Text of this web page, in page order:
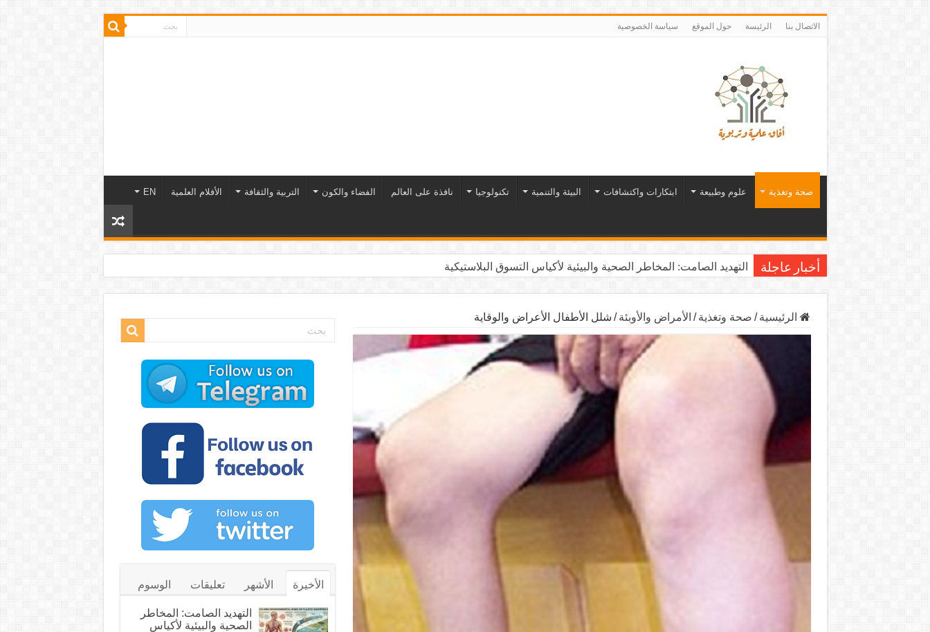
الاتصال بنا الرئيسة حول الموقع سياسة الخصوصية
صحة وتغذية علوم وطبيعة ابتكارات واكتشافات البيئة والتنمية تكنولوجيا نافذة على العالم الفضاء والكون التربية والثقافة الأفلام العلمية EN
أخبار عاجلة التهديد الصامت: المخاطر الصحية والبيئية لأكياس التسوق البلاستيكية
الرئيسية / صحة وتغذية / الأمراض والأوبئة / شلل الأطفال الأعراض والوقاية
الأخيرة الأشهر تعليقات الوسوم
التهديد الصامت: المخاطر
الصحية والبيئية لأكياس